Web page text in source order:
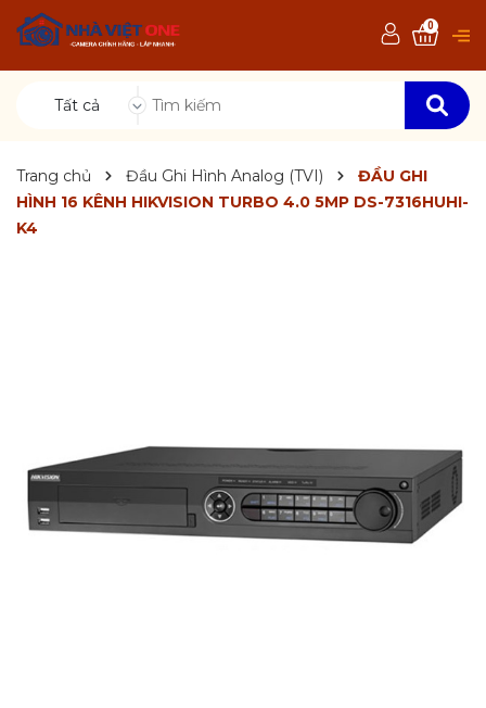
Tất cả
0
Trang chủ Đầu Ghi Hình Analog (TVI)
ĐẦU GHI
HÌNH 16 KÊNH HIKVISION TURBO 4.0 5MP DS-7316HUHI-
K4